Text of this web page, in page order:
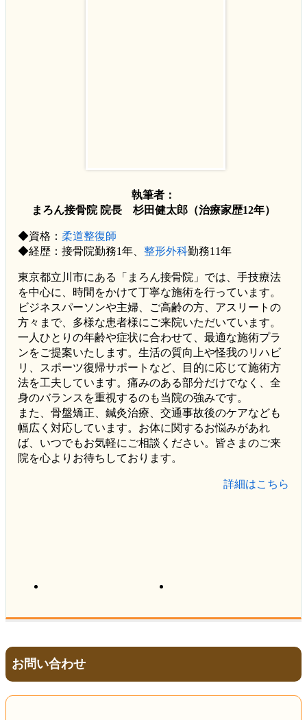
執筆者：
まろん接骨院 院長 杉田健太郎（治療家歴12年）
◆資格：柔道整復師
◆経歴：接骨院勤務1年、整形外科勤務11年
東京都立川市にある「まろん接骨院」では、手技療法
を中心に、時間をかけて丁寧な施術を行っています。
ビジネスパーソンや主婦、ご高齢の方、アスリートの
方々まで、多様な患者様にご来院いただいています。
一人ひとりの年齢や症状に合わせて、最適な施術プラ
ンをご提案いたします。生活の質向上や怪我のリハビ
リ、スポーツ復帰サポートなど、目的に応じて施術方
法を工夫しています。痛みのある部分だけでなく、全
身のバランスを重視するのも当院の強みです。
また、骨盤矯正、鍼灸治療、交通事故後のケアなども
幅広く対応しています。お体に関するお悩みがあれ
ば、いつでもお気軽にご相談ください。皆さまのご来
院を心よりお待ちしております。
詳細はこちら
お問い合わせ